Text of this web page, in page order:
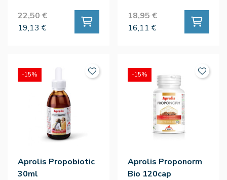
C
22,50 €
19,13 €
18,95 €
16,11 €
Aprolis Propobiotic
30ml
-15%
Aprolis Proponorm
Bio 120cap
-15%